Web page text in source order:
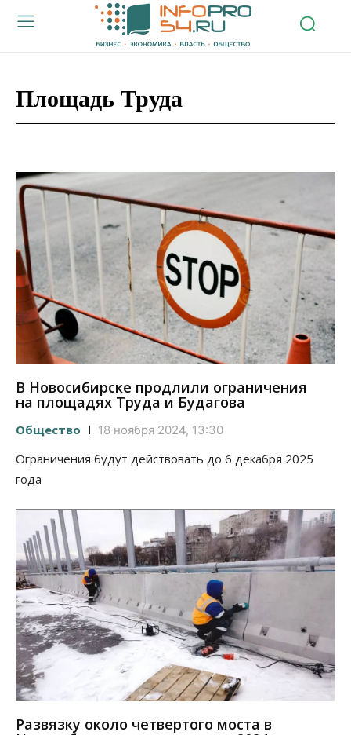
Площадь Труда
В Новосибирске продлили ограничения
на площадях Труда и Будагова
Общество 18 ноября 2024, 13:30
Ограничения будут действовать до 6 декабря 2025
года
Развязку около четвертого моста в